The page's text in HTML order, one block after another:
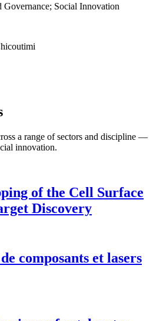
Social Innovation
a range of sectors and discipline —
innovation.
of the Cell Surface
Discovery
composants et lasers